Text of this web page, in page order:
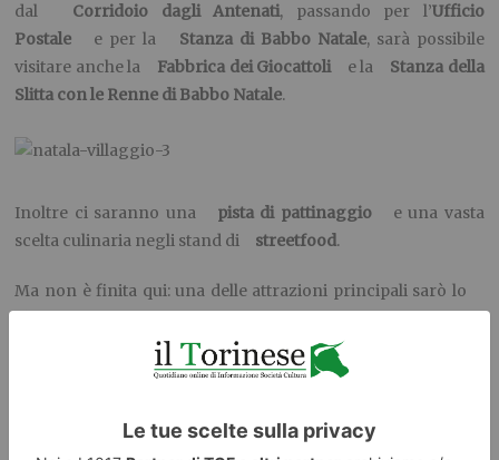
dal Corridoio dagli Antenati, passando per l’Ufficio
Postale e per la Stanza di Babbo Natale, sarà possibile
visitare anche la Fabbrica dei Giocattolie la Stanza della
Slitta con le Renne di Babbo Natale.
Inoltre ci saranno una pista di pattinaggioe una vasta
scelta culinaria negli stand di streetfood.
Ma non è finita qui: una delle attrazioni principali sarò lo
internazionale metteranno in scena più di trenta spettacoli.
Tantissimi artisti si esibiranno inspettacoli circensi e
spettatori con esibizioni allegre, divertenti e adatte a tutta la